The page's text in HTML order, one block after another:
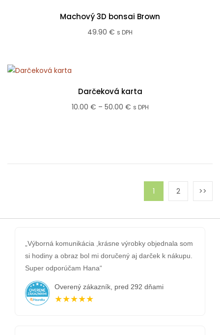
Machový 3D bonsai Brown
49.90 € s DPH
Darčeková karta
10.00 € – 50.00 €Price
50.00 €
s DPH
1 2
„Výborná komunikácia ,krásne výrobky objednala som
si hodiny a obraz bol mi doručený aj darček k nákupu.
Super odporúčam Hana“
Overený zákazník, pred 292 dňami
★★★★★